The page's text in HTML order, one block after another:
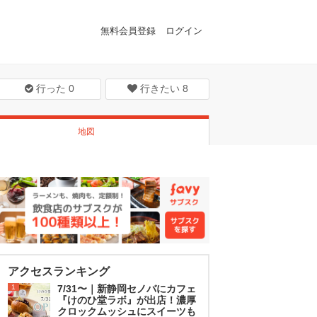
無料会員登録 ログイン
行った 0 行きたい 8
地図
アクセスランキング
1
7/31〜｜新静岡セノバにカフェ
『けのひ堂ラボ』が出店！濃厚
クロックムッシュにスイーツも